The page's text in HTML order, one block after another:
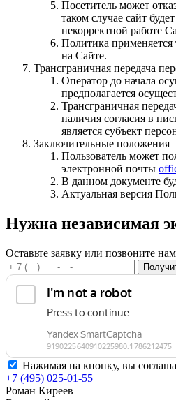
Посетитель может
таком случае сайт
некорректной работе
Политика применяется
на Сайте.
Трансграничная передача
Оператор до начала
предполагается
Трансграничная
наличия согласия в
является субъект
Заключительные положения
Пользователь может
электронной почты
В данном документе
Актуальная версия
Нужна независимая
Оставьте заявку или позвоните нам
Нажимая на кнопку, вы
+7 (495) 025-01-55
Роман Киреев